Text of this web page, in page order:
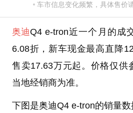
车市信息变化频繁，具体售价
奥迪Q4 e-tron近一个月的成
6.08折，新车现金最高直降
售卖17.63万元起。价格仅供
当地经销商为准。
下图是奥迪Q4 e-tron的销量